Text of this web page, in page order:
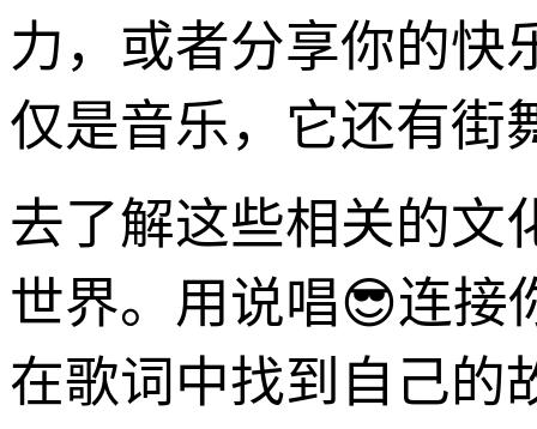
力，或者分享你的快
仅是音乐，它还有街
去了解这些相关的文
世界。用说唱😎连接
在歌词中找到自己的